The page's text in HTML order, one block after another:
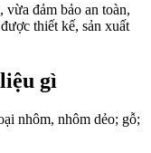
đảm bảo an toàn,
thiết kế, sản xuất
gì
nhôm, nhôm dẻo; gỗ;